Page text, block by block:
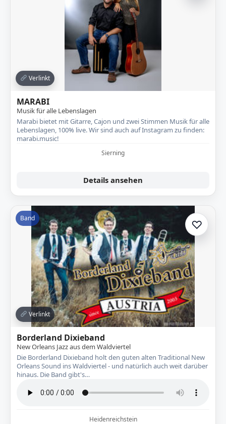
Verlinkt
MARABI
Musik für alle Lebenslagen
Marabi bietet mit Gitarre, Cajon und zwei Stimmen Musik für alle
Lebenslagen, 100% live. Wir sind auch auf Instagram zu finden:
marabi.music!
Sierning
Details ansehen
Band
Verlinkt
♡Zur
Borderland Dixieband
New Orleans Jazz aus dem Waldviertel
Die Borderland Dixieband holt den guten alten Traditional New
Orleans Sound ins Waldviertel - und natürlich auch weit darüber
hinaus. Die Band gibt's…
Heidenreichstein